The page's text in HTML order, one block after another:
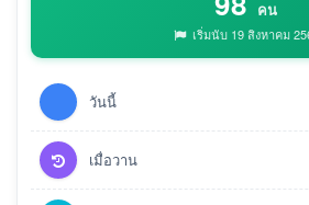
คน
เริ่มนับ 19 สิงหาคม
วันนี้
เมื่อวาน